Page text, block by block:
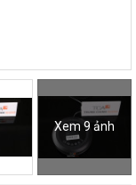
Xem 9 ảnh